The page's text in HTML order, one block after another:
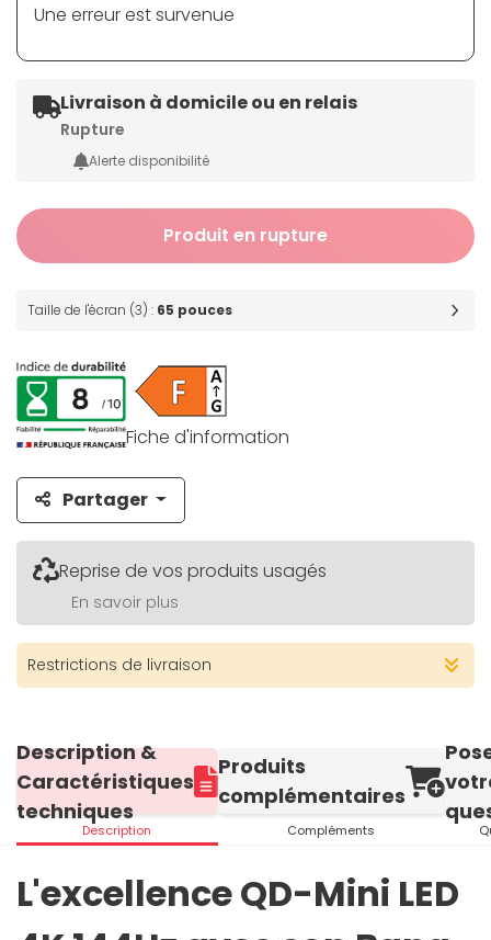
Une erreur est survenue
Livraison à domicile ou en relais
Rupture
Alerte disponibilité
Produit en rupture
Taille de l'écran (3) : 65 pouces
Fiche d'information
Partager
Reprise de vos produits usagés
En savoir plus
Restrictions de livraison
Description &
Caractéristiques
techniques
Description
Produits
complémentaires
Compléments
L'excellence QD-Mini LED